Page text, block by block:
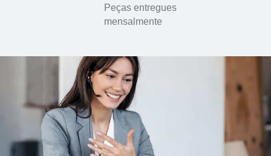
Peças entregues
mensalmente